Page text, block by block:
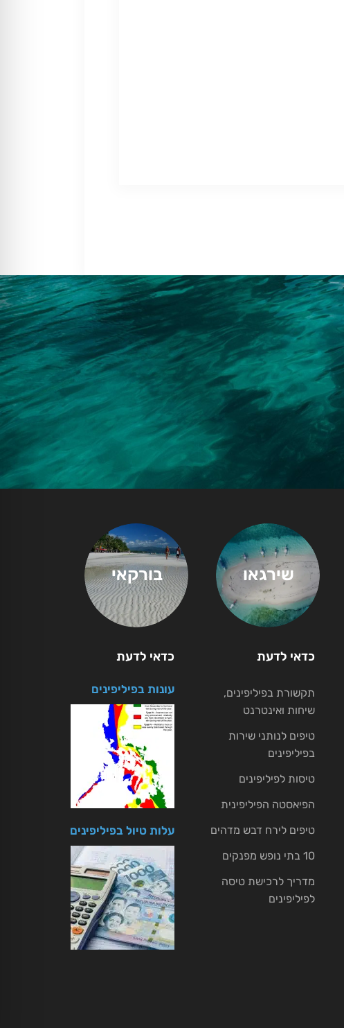
שירגאו בורקאי
כדאי לדעת
תקשורת בפיליפינים,
שיחות ואינטרנט
טיפים לנותני שירות
בפיליפינים
טיסות לפיליפינים
הפיאסטה הפיליפינית
טיפים לירח דבש מדהים
10 בתי נופש מפנקים
מדריך לרכישת טיסה
לפיליפינים
כדאי לדעת
עונות בפיליפינים
עלות טיול בפיליפינים